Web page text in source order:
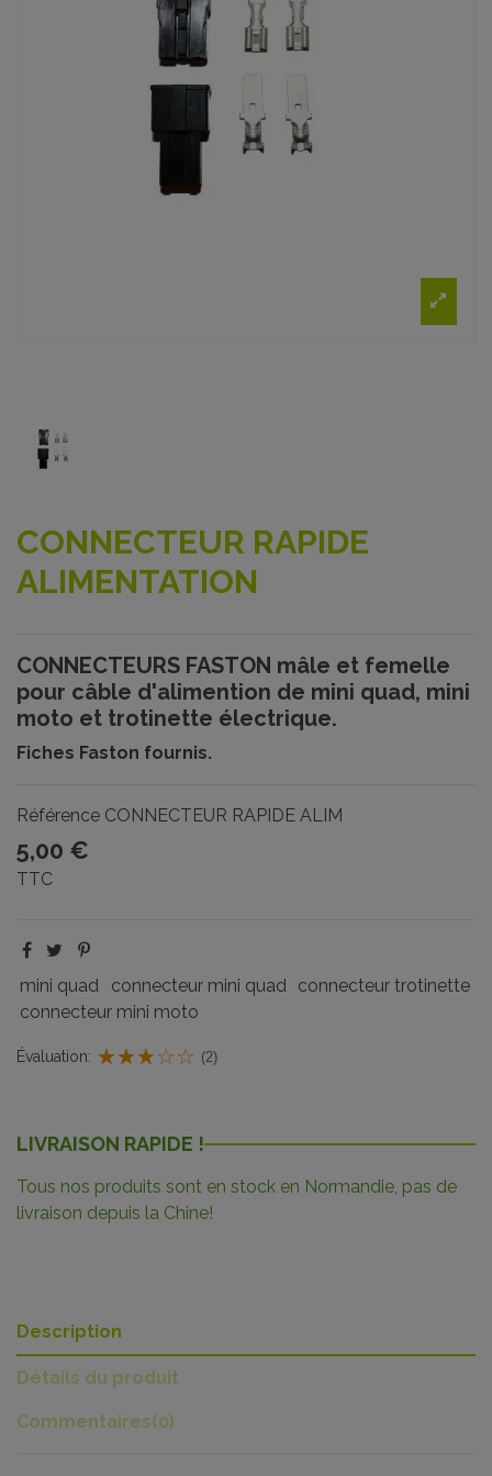
CONNECTEUR RAPIDE
ALIMENTATION
CONNECTEURS FASTON mâle et femelle
pour câble d'alimention de mini quad, mini
moto et trotinette électrique.
Fiches Faston fournis.
Référence CONNECTEUR RAPIDE ALIM
5,00 €
TTC
mini quad connecteur mini quad
connecteur trotinette
connecteur mini moto
Évaluation: (2)
LIVRAISON RAPIDE !
Tous nos produits sont en stock en Normandie, pas de
livraison depuis la Chine!
Description
Détails du produit
Commentaires(0)